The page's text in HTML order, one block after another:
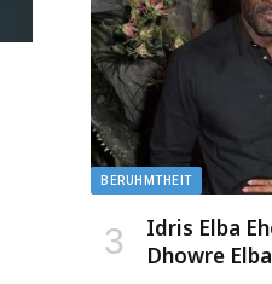
BERUHMTHEIT
Idris Elba
Dhowre